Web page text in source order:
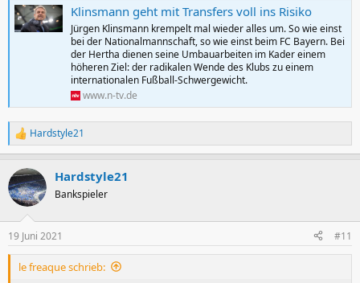
:
Klinsmann geht mit Transfers voll ins Risiko
Jürgen Klinsmann krempelt mal wieder alles um. So wie einst
bei der Nationalmannschaft, so wie einst beim FC Bayern. Bei
der Hertha dienen seine Umbauarbeiten im Kader einem
höheren Ziel: der radikalen Wende des Klubs zu einem
internationalen Fußball-Schwergewicht.
www.n-tv.de
R
e
k
t
i
e
n
Hardstyle21
Hardstyle21
Bankspieler
19 Juni 2021 #11
le freaque schrieb: